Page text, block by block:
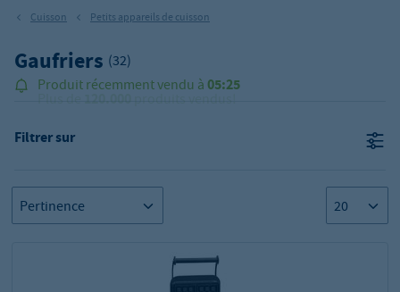
Cuisson Petits appareils de cuisson
Gaufriers (32)
Plus de 120.000produits vendus!
Filtrer sur